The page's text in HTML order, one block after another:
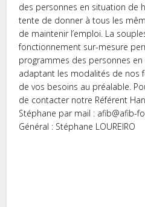
des personnes en situation de
tente de donner à tous les
de maintenir l’emploi. La
fonctionnement sur-mesure
programmes des personnes
adaptant les modalités de nos
de vos besoins au préalable.
de contacter notre Référent
Stéphane par mail : afib@afib-
Général : Stéphane LOUREIRO